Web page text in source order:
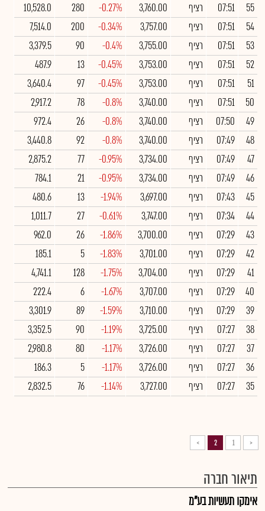
55
07:51 רציף 3,760.00
-0.27%
280
10,528.0
54
07:51 רציף 3,757.00
-0.34%
200
7,514.0
53
07:51 רציף 3,755.00
-0.4%
90
3,379.5
52
07:51 רציף 3,753.00
-0.45%
13
487.9
51
07:51 רציף 3,753.00
-0.45%
97
3,640.4
50
07:51 רציף 3,740.00
-0.8%
78
2,917.2
49
07:50 רציף 3,740.00
-0.8%
26
972.4
48
07:49 רציף 3,740.00
-0.8%
92
3,440.8
47
07:49 רציף 3,734.00
-0.95%
77
2,875.2
46
07:49 רציף 3,734.00
-0.95%
21
784.1
45
07:43 רציף 3,697.00
-1.94%
13
480.6
44
07:34 רציף 3,747.00
-0.61%
27
1,011.7
43
07:29 רציף 3,700.00
-1.86%
26
962.0
42
07:29 רציף 3,701.00
-1.83%
5
185.1
41
07:29 רציף 3,704.00
-1.75%
128
4,741.1
40
07:29 רציף 3,707.00
-1.67%
6
222.4
39
07:29 רציף 3,710.00
-1.59%
89
3,301.9
38
07:27 רציף 3,725.00
-1.19%
90
3,352.5
37
07:27 רציף 3,726.00
-1.17%
80
2,980.8
36
07:27 רציף 3,726.00
-1.17%
5
186.3
35
07:27 רציף 3,727.00
-1.14%
76
2,832.5
<
1
2
>
תיאור חברה
אימקו תעשיות בע"מ